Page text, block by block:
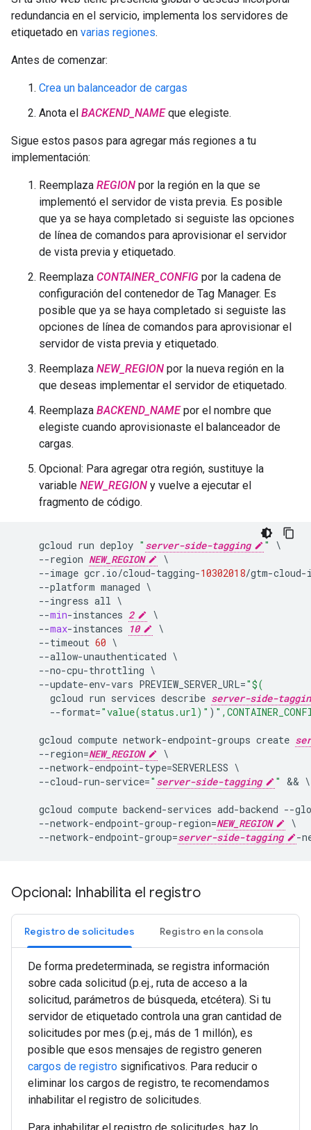
redundancia en el servicio, implementa los servidores de
etiquetado en varias regiones.
Antes de comenzar:
Crea un balanceador de cargas
Anota el BACKEND_NAMEque elegiste.
Sigue estos pasos para agregar más regiones a tu
implementación:
Reemplaza REGION por la región en la que se
implementó el servidor de vista previa. Es posible
que ya se haya completado si seguiste las opciones
de línea de comandos para aprovisionar el servidor
de vista previa y etiquetado.
Reemplaza CONTAINER_CONFIG por la cadena de
configuración del contenedor de Tag Manager. Es
posible que ya se haya completado si seguiste las
opciones de línea de comandos para aprovisionar el
servidor de vista previa y etiquetado.
Reemplaza NEW_REGION por la nueva región en la
que deseas implementar el servidor de etiquetado.
Reemplaza BACKEND_NAMEpor el nombre que
elegiste cuando aprovisionaste el balanceador de
cargas.
Opcional: Para agregar otra región, sustituye la
variable NEW_REGION y vuelve a ejecutar el
fragmento de código.
gcloud run deploy " server-side-tagging "
--region NEW_REGION
--image gcr . io/cloud-tagging-10302018/gtm-cloud-
--platform managed
--ingress all
--min-instances 2
--max-instances 10
--timeout 60
--allow-unauthenticated
--no-cpu-throttling
--update-env-vars PREVIEW_SERVER_URL="$(
gcloud run services describe server-side-
--format="value(status.url)" )
gcloud compute network-endpoint-groups create
--region=NEW_REGION
--network-endpoint-type=SERVERLESS
--cloud-run-service=" server-side-tagging " && \
gcloud compute backend-services add-backend --
--network-endpoint-group-region=NEW_REGION
--network-endpoint-group=server-side-tagging -
Opcional: Inhabilita el registro
Registro de solicitudes Registro en la consola
De forma predeterminada, se registra información
sobre cada solicitud (p.ej., ruta de acceso a la
solicitud, parámetros de búsqueda, etcétera). Si tu
servidor de etiquetado controla una gran cantidad de
solicitudes por mes (p.ej., más de 1 millón), es
posible que esos mensajes de registro generen
cargos de registro significativos. Para reducir o
eliminar los cargos de registro, te recomendamos
inhabilitar el registro de solicitudes.